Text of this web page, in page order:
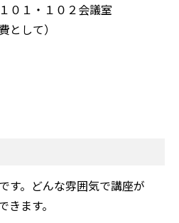
０１・１０２会議室
して）
す。どんな雰囲気で講座が
ます。